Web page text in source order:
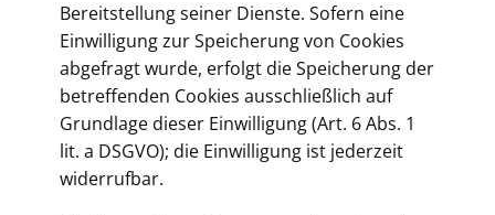
Bereitstellung seiner Dienste. Sofern eine
Einwilligung zur Speicherung von Cookies
abgefragt wurde, erfolgt die Speicherung der
betreffenden Cookies ausschließlich auf
Grundlage dieser Einwilligung (Art. 6 Abs. 1
lit. a DSGVO); die Einwilligung ist jederzeit
widerrufbar.